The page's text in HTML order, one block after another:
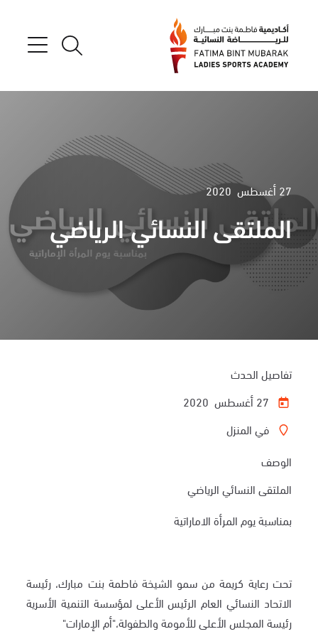
27 أغسطس 2020
الملتقى النسائي الرياضي
تفاصيل الحدث
27 أغسطس 2020
في المنزل
الوصف
الملتقى النسائي الرياضي
بمناسبة يوم المرأة الاماراتية
تحت رعاية كريمة من سمو الشيخة فاطمة بنت مبارك، رئيسة
الاتحاد النسائي العام الرئيس الأعلى لمؤسسة التنمية الأسرية
رئيسة المجلس الأعلى للأمومة والطفولة،"أم الإمارات"